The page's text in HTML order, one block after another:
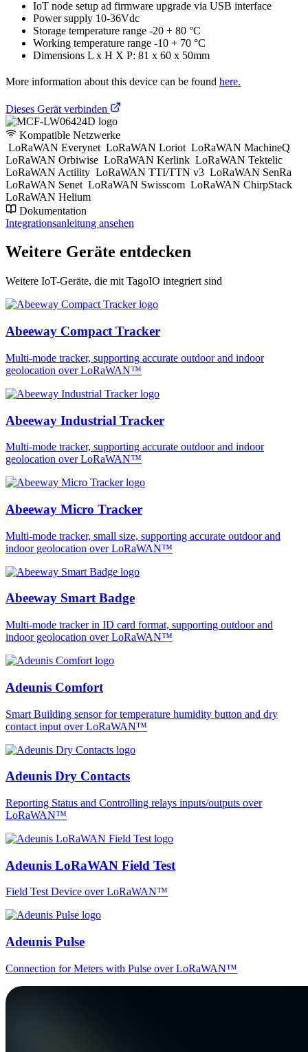
IoT node setup ad firmware upgrade via USB interface
Power supply 10-36Vdc
Storage temperature range -20 + 80 °C
Working temperature range -10 + 70 °C
Dimensions L x H X P: 81 x 60 x 50mm
More information about this device can be found here.
Dieses Gerät verbinden
Kompatible Netzwerke
LoRaWAN Everynet LoRaWAN Loriot LoRaWAN MachineQ
LoRaWAN Orbiwise LoRaWAN Kerlink LoRaWAN Tektelic
LoRaWAN Actility LoRaWAN TTI/TTN v3 LoRaWAN SenRa
LoRaWAN Senet LoRaWAN Swisscom LoRaWAN ChirpStack
LoRaWAN Helium
Dokumentation
Integrationsanleitung ansehen
Weitere Geräte entdecken
Weitere IoT-Geräte, die mit TagoIO integriert sind
Abeeway Compact Tracker
Multi-mode tracker, supporting accurate outdoor and indoor
geolocation over LoRaWAN™
Abeeway Industrial Tracker
Multi-mode tracker, supporting accurate outdoor and indoor
geolocation over LoRaWAN™
Abeeway Micro Tracker
Multi-mode tracker, small size, supporting accurate outdoor and
indoor geolocation over LoRaWAN™
Abeeway Smart Badge
Multi-mode tracker in ID card format, supporting outdoor and
indoor geolocation over LoRaWAN™
Adeunis Comfort
Smart Building sensor for temperature humidity button and dry
contact input over LoRaWAN™
Adeunis Dry Contacts
Reporting Status and Controlling relays inputs/outputs over
LoRaWAN™
Adeunis LoRaWAN Field Test
Field Test Device over LoRaWAN™
Adeunis Pulse
Connection for Meters with Pulse over LoRaWAN™